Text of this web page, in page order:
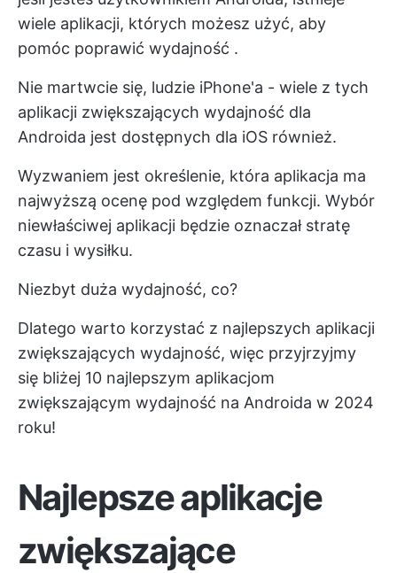
wiele aplikacji, których możesz użyć, aby
pomóc poprawić wydajność .
Nie martwcie się, ludzie iPhone'a - wiele z tych
aplikacji zwiększających wydajność dla
Androida jest dostępnych dla iOS również.
Wyzwaniem jest określenie, która aplikacja ma
najwyższą ocenę pod względem funkcji. Wybór
niewłaściwej aplikacji będzie oznaczał stratę
czasu i wysiłku.
Niezbyt duża wydajność, co?
Dlatego warto korzystać z najlepszych aplikacji
zwiększających wydajność, więc przyjrzyjmy
się bliżej 10 najlepszym aplikacjom
zwiększającym wydajność na Androida w 2024
roku!
Najlepsze aplikacje
zwiększające